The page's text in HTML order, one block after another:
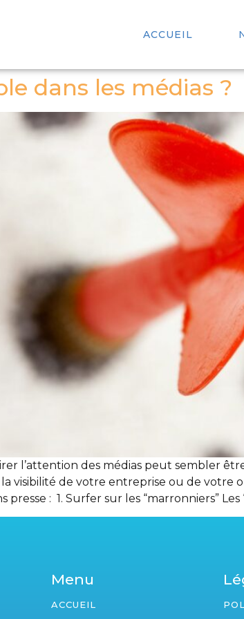
ACCUEIL
dans les médias ?
l’attention des médias peut sembler
visibilité de votre entreprise ou de votre
: 1. Surfer sur les “marronniers” Les
Menu
ACCUEIL